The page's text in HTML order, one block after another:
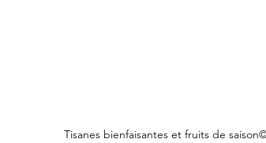
Tisanes bienfaisantes et fruits de